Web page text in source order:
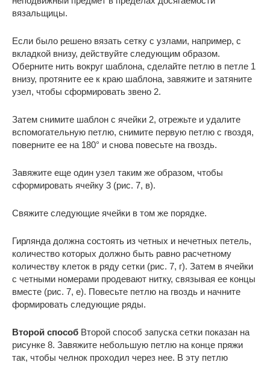
вязальщицы.
Если было решено вязать сетку с узлами, например, с
вкладкой внизу, действуйте следующим образом.
Оберните нить вокруг шаблона, сделайте петлю в петле 1
внизу, протяните ее к краю шаблона, завяжите и затяните
узел, чтобы сформировать звено 2.
Затем снимите шаблон с ячейки 2, отрежьте и удалите
вспомогательную петлю, снимите первую петлю с гвоздя,
поверните ее на 180° и снова повесьте на гвоздь.
Завяжите еще один узел таким же образом, чтобы
сформировать ячейку 3 (рис. 7, в).
Свяжите следующие ячейки в том же порядке.
Гирлянда должна состоять из четных и нечетных петель,
количество которых должно быть равно расчетному
количеству клеток в ряду сетки (рис. 7, г). Затем в ячейки
с четными номерами продевают нитку, связывая ее концы
вместе (рис. 7, е). Повесьте петлю на гвоздь и начните
формировать следующие ряды.
Второй способ Второй способ запуска сетки показан на
рисунке 8. Завяжите небольшую петлю на конце пряжи
так, чтобы челнок проходил через нее. В эту петлю